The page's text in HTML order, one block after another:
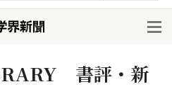
書評・新